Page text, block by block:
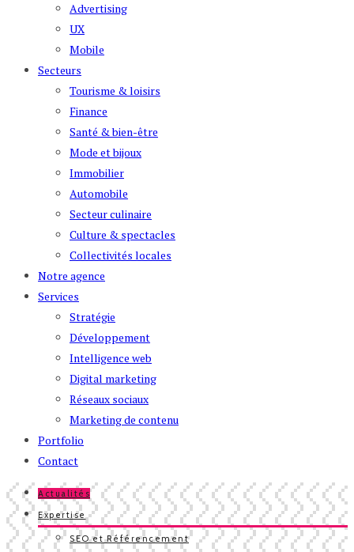
Advertising
UX
Mobile
Secteurs
Tourisme & loisirs
Finance
Santé & bien-être
Mode et bijoux
Immobilier
Automobile
Secteur culinaire
Culture & spectacles
Collectivités locales
Notre agence
Services
Stratégie
Développement
Intelligence web
Digital marketing
Réseaux sociaux
Marketing de contenu
Portfolio
Contact
Actualités
Expertise
SEO et Référencement